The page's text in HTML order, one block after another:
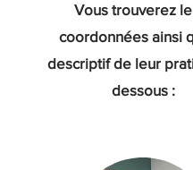
Vous trouverez
coordonnées ainsi
descriptif de leur
dessous :